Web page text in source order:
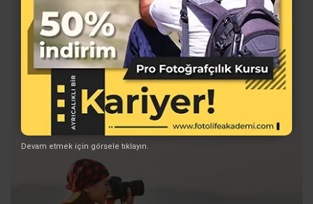
Unutmayın, doğru altyapı, iyi bir fotoğrafçı yetiştirir. Fotoğraf
sanatında sağlam adımlarla ilerlemek istiyorsanız kendinizi
geliştirmeye devam edin!
İleri Seviye Eğitimler
Devam etmek için görsele tıklayın.